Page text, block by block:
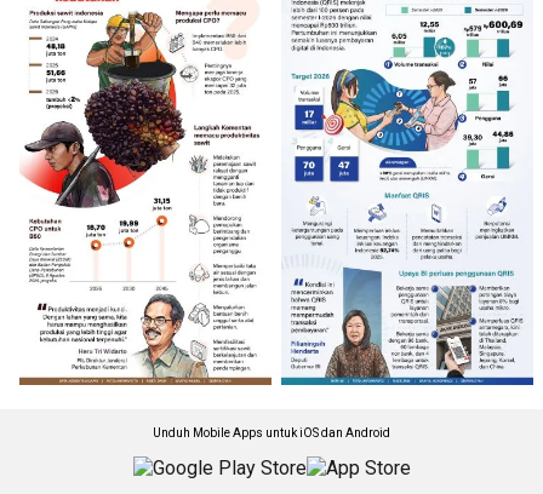
Unduh Mobile Apps untuk iOS dan Android